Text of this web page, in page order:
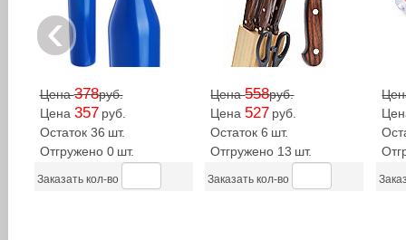
Цена378руб.
Цена 357 руб.
Остаток 36 шт.
Отгружено 0 шт.
Заказать кол-во
Цена558руб.
Цена 527 руб.
Остаток 6 шт.
Отгружено 13 шт.
Заказать кол-во
‹